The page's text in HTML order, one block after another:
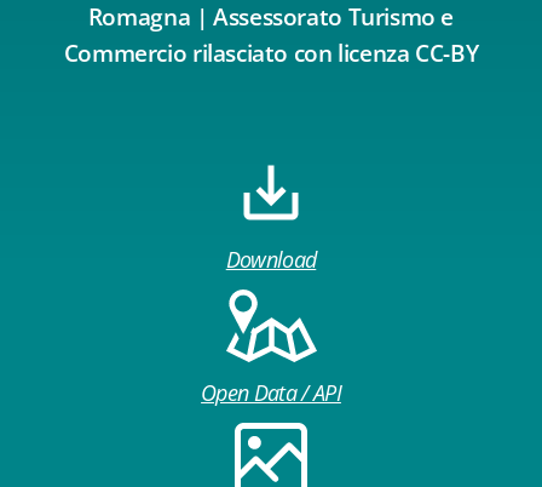
Romagna | Assessorato Turismo e
Commercio rilasciato con licenza CC-BY
Download
Open Data / API